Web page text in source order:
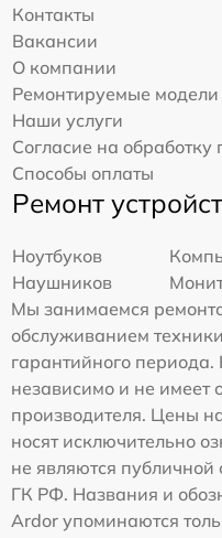
Контакты
Вакансии
О компании
Ремонтируемые модели
Наши услуги
Согласие на
Способы оплаты
Ремонт
Ноутбуков
Наушников
Мы занимаемся
обслуживанием
гарантийного
независимо и не имеет
производителя. Цены
носят исключительно
не являются публичной
ГК РФ. Названия и
Ardor упоминаются